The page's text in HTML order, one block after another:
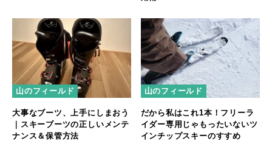
山のフィールド
大事なブーツ、上手にしまおう
｜スキーブーツの正しいメンテ
ナンス＆保管方法
山のフィールド
だから私はこれ1本！フリーラ
イダー専用じゃもったいないツ
インチップスキーのすすめ